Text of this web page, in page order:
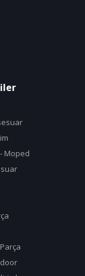
Moped